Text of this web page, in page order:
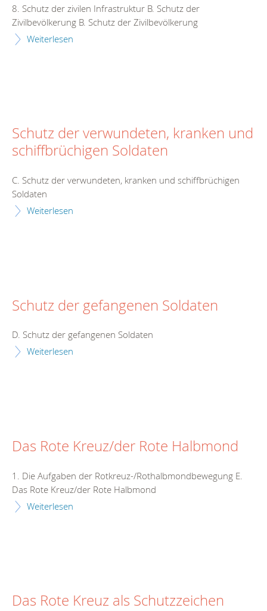
8. Schutz der zivilen Infrastruktur B. Schutz der
Zivilbevölkerung B. Schutz der Zivilbevölkerung
Weiterlesen
Schutz der verwundeten, kranken und
schiffbrüchigen Soldaten
C. Schutz der verwundeten, kranken und schiffbrüchigen
Soldaten
Weiterlesen
Schutz der gefangenen Soldaten
D. Schutz der gefangenen Soldaten
Weiterlesen
Das Rote Kreuz/der Rote Halbmond
1. Die Aufgaben der Rotkreuz-/Rothalbmondbewegung E.
Das Rote Kreuz/der Rote Halbmond
Weiterlesen
Das Rote Kreuz als Schutzzeichen